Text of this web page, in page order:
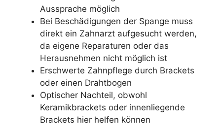
Aussprache möglich
Bei Beschädigungen der Spange muss
direkt ein Zahnarzt aufgesucht werden,
da eigene Reparaturen oder das
Herausnehmen nicht möglich ist
Erschwerte Zahnpflege durch Brackets
oder einen Drahtbogen
Optischer Nachteil, obwohl
Keramikbrackets oder innenliegende
Brackets hier helfen können